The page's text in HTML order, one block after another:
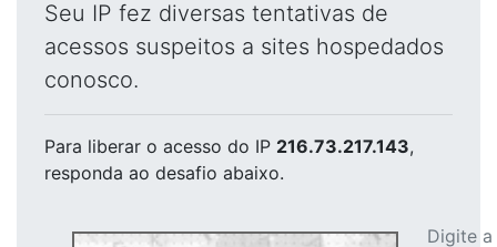
Seu IP fez diversas tentativas de
acessos suspeitos a sites hospedados
conosco.
Para liberar o acesso do IP 216.73.217.143,
responda ao desafio abaixo.
Digite